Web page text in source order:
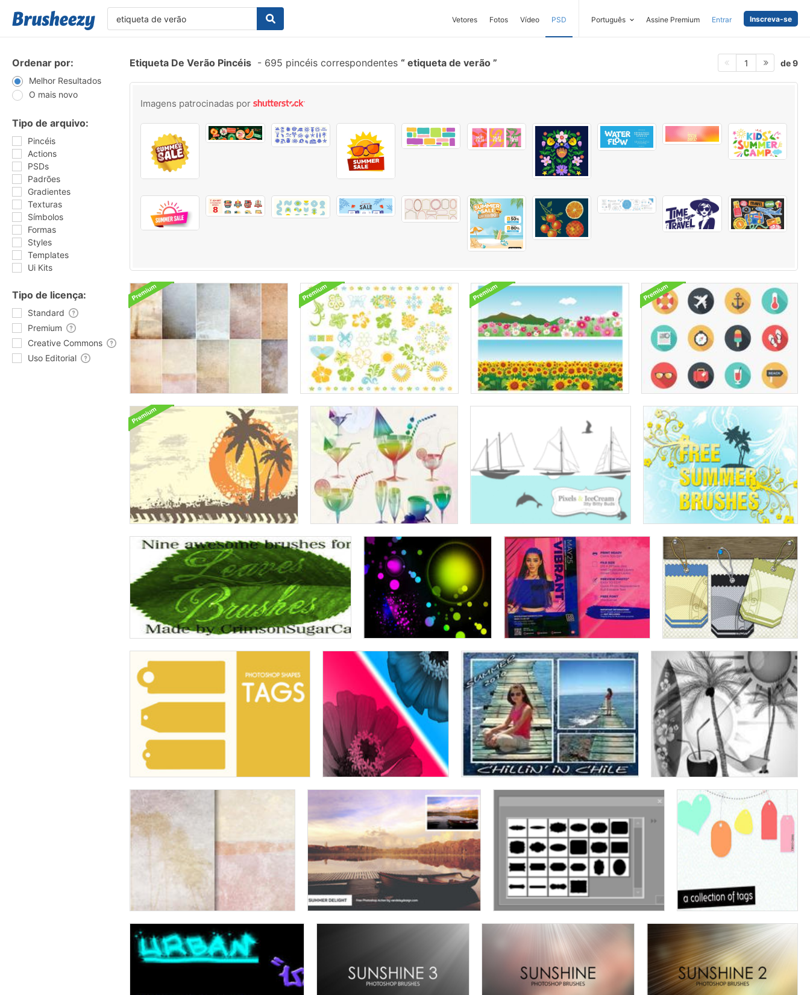
Vetores Fotos Vídeo PSD Português Assine Premium Entrar Inscreva-se
Ordenar por:
Melhor Resultados
O mais novo
Tipo de arquivo:
Pincéis
Actions
PSDs
Padrões
Gradientes
Texturas
Símbolos
Formas
Styles
Templates
Ui Kits
Tipo de licença:
Standard
Premium
Creative Commons
Uso Editorial
Etiqueta De Verão Pincéis - 695 pincéis correspondentes etiqueta de verão 1 de 9
Imagens patrocinadas por